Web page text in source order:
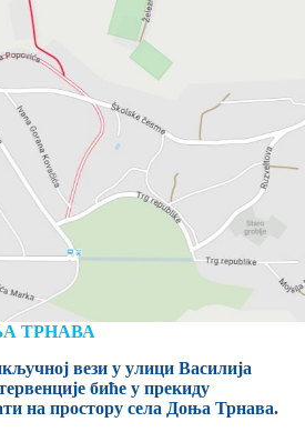
ТРНАВА
вези у улици Василија
биће у прекиду
на простору села Доња Трнава.